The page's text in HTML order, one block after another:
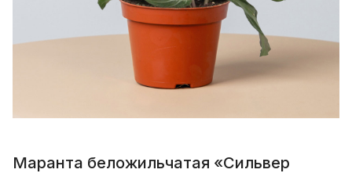
Маранта беложильчатая «Сильвер